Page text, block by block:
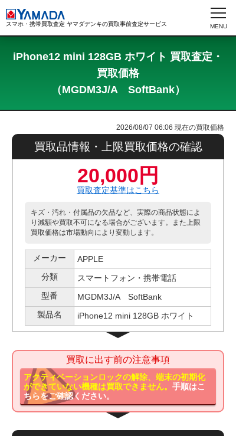
スマホ・携帯買取査定 ヤマダデンキの買取事前査定サービス
iPhone12 mini 128GB ホワイト 買取査定・
買取価格
（MGDM3J/A SoftBank）
2026/08/07 06:06 現在の買取価格
買取品情報・上限買取価格の確認
20,000円
買取査定基準はこちら
キズ・汚れ・付属品の欠品など、実際の商品状態によ
り減額や買取不可になる場合がございます。また上限
買取価格は市場動向により変動します。
メーカー
APPLE
分類
スマートフォン・携帯電話
型番
MGDM3J/A SoftBank
製品名
iPhone12 mini 128GB ホワイト
買取に出す前の注意事項
アクティベーションロックの解除、端末の初期化
ができていない機種は買取できません。手順はこ
ちらをご確認ください。